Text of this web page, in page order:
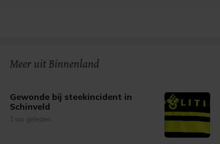
Meer uit Binnenland
Gewonde bij steekincident in
Schinveld
1 uur geleden